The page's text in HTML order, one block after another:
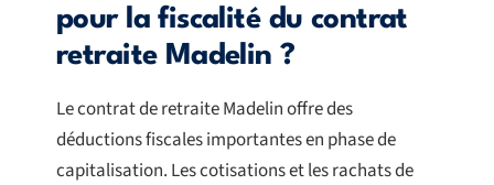
pour la fiscalité du contrat
retraite Madelin ?
Le contrat de retraite Madelin offre des
déductions fiscales importantes en phase de
capitalisation. Les cotisations et les rachats de